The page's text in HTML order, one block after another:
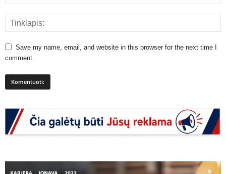
Save my name, email, and website in this browser for the next time I
comment.